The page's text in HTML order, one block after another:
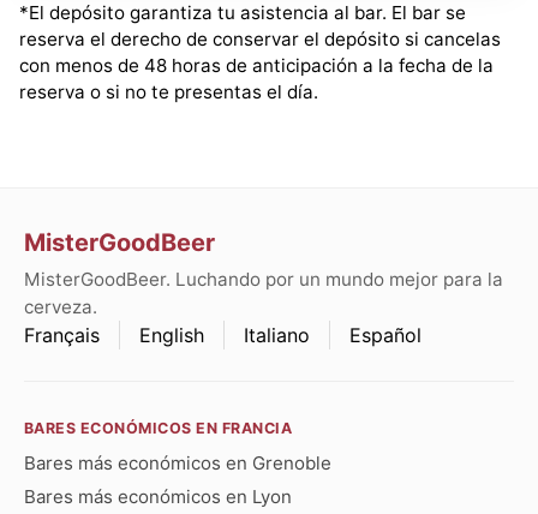
*El depósito garantiza tu asistencia al bar. El bar se
reserva el derecho de conservar el depósito si cancelas
con menos de 48 horas de anticipación a la fecha de la
reserva o si no te presentas el día.
MisterGoodBeer
MisterGoodBeer. Luchando por un mundo mejor para la
cerveza.
Français English Italiano Español
BARES ECONÓMICOS EN FRANCIA
Bares más económicos en Grenoble
Bares más económicos en Lyon